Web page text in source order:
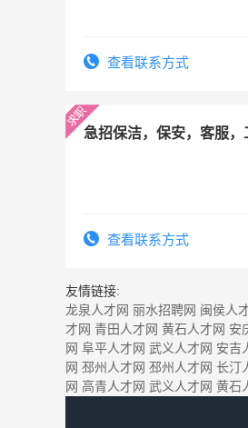
查看联系方式
急招保洁，保安，客服，
查看联系方式
友情链接:
龙泉人才网 丽水招聘网 闽侯人
才网 青田人才网 黄石人才网 安
网 阜平人才网 武义人才网 安吉
网 邳州人才网 邳州人才网 长汀
网 高青人才网 武义人才网 黄石